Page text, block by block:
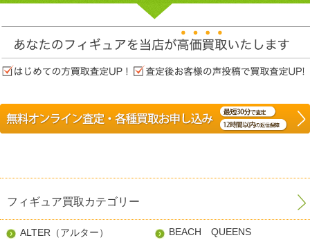
フィギュア買取カテゴリー
ALTER（アルター） BEACH QUEENS